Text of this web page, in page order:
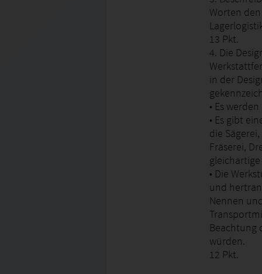
Worten
13 Pkt.
4. Die
in der
• Es
• Es gibt
die Sägerei,
Fräserei,
• Die
und
Nennen
Beachtung
würden.
12 Pkt.